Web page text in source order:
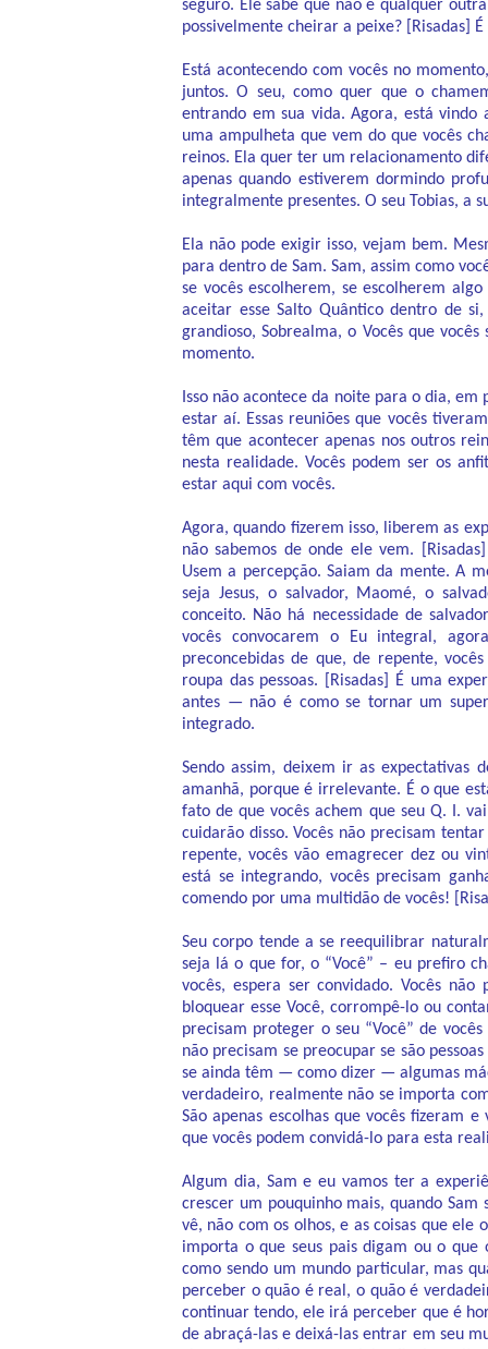
seguro. Ele sabe que não é qualquer
possivelmente cheirar a peixe? [Risadas]
Está acontecendo com vocês no
juntos. O seu, como quer que o
entrando em sua vida. Agora, está
uma ampulheta que vem do que vocês
reinos. Ela quer ter um relacionamento
apenas quando estiverem dormindo
integralmente presentes. O seu Tobias, a
Ela não pode exigir isso, vejam bem.
para dentro de Sam. Sam, assim como
se vocês escolherem, se escolherem
aceitar esse Salto Quântico dentro de
grandioso, Sobrealma, o Vocês que
momento.
Isso não acontece da noite para o dia,
estar aí. Essas reuniões que vocês
têm que acontecer apenas nos outros
nesta realidade. Vocês podem ser os
estar aqui com vocês.
Agora, quando fizerem isso, liberem as
não sabemos de onde ele vem.
Usem a percepção. Saiam da mente. A
seja Jesus, o salvador, Maomé, o
conceito. Não há necessidade de
vocês convocarem o Eu integral,
preconcebidas de que, de repente,
roupa das pessoas. [Risadas] É uma
antes — não é como se tornar um
integrado.
Sendo assim, deixem ir as expectativas
amanhã, porque é irrelevante. É o que
fato de que vocês achem que seu Q. I.
cuidarão disso. Vocês não precisam
repente, vocês vão emagrecer dez ou
está se integrando, vocês precisam
comendo por uma multidão de vocês!
Seu corpo tende a se reequilibrar
seja lá o que for, o “Você” – eu prefiro
vocês, espera ser convidado. Vocês
bloquear esse Você, corrompê-lo ou
precisam proteger o seu “Você” de
não precisam se preocupar se são
se ainda têm — como dizer — algumas
verdadeiro, realmente não se importa
São apenas escolhas que vocês fizeram
que vocês podem convidá-lo para esta
Algum dia, Sam e eu vamos ter a
crescer um pouquinho mais, quando
vê, não com os olhos, e as coisas que ele
importa o que seus pais digam ou o que
como sendo um mundo particular, mas
perceber o quão é real, o quão é
continuar tendo, ele irá perceber que é
de abraçá-las e deixá-las entrar em seu